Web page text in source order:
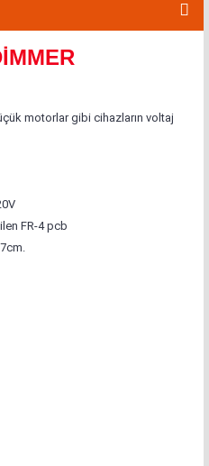
motorlar gibi cihazların voltaj
FR-4 pcb